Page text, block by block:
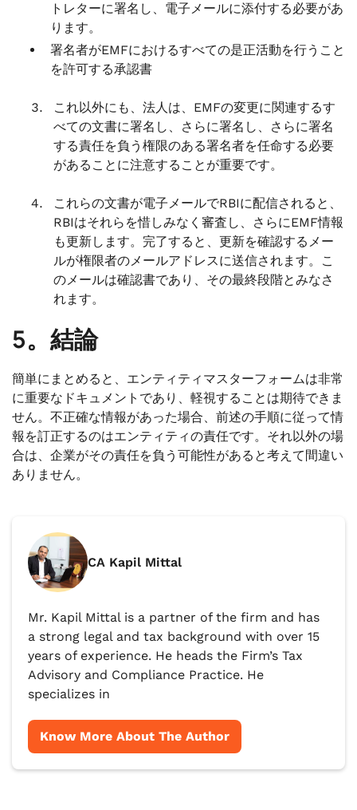
トレターに署名し、電子メールに添付する必要があ
ります。
署名者がEMFにおけるすべての是正活動を行うこと
を許可する承認書
これ以外にも、法人は、EMFの変更に関連するす
べての文書に署名し、さらに署名し、さらに署名
する責任を負う権限のある署名者を任命する必要
があることに注意することが重要です。
これらの文書が電子メールでRBIに配信されると、
RBIはそれらを惜しみなく審査し、さらにEMF情報
も更新します。完了すると、更新を確認するメー
ルが権限者のメールアドレスに送信されます。こ
のメールは確認書であり、その最終段階とみなさ
れます。
5。結論
簡単にまとめると、エンティティマスターフォームは非常
に重要なドキュメントであり、軽視することは期待できま
せん。不正確な情報があった場合、前述の手順に従って情
報を訂正するのはエンティティの責任です。それ以外の場
合は、企業がその責任を負う可能性があると考えて間違い
ありません。
CA Kapil Mittal
Mr. Kapil Mittal is a partner of the firm and has
a strong legal and tax background with over 15
years of experience. He heads the Firm’s Tax
Advisory and Compliance Practice. He
specializes in
Know More About The Author